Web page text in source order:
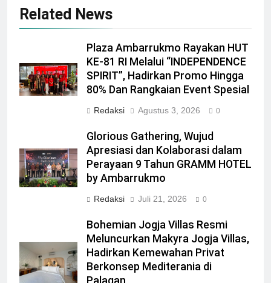
Related News
Plaza Ambarrukmo Rayakan HUT
KE-81 RI Melalui “INDEPENDENCE
SPIRIT”, Hadirkan Promo Hingga
80% Dan Rangkaian Event Spesial
Redaksi Agustus 3, 2026 0
Glorious Gathering, Wujud
Apresiasi dan Kolaborasi dalam
Perayaan 9 Tahun GRAMM HOTEL
by Ambarrukmo
Redaksi Juli 21, 2026 0
Bohemian Jogja Villas Resmi
Meluncurkan Makyra Jogja Villas,
Hadirkan Kemewahan Privat
Berkonsep Mediterania di